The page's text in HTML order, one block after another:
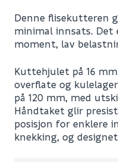
Denne flisekutteren
minimal innsats. Det
moment, lav
Kuttehjulet på 16
overflate og
på 120 mm, med
Håndtaket glir
posisjon for enklere
knekking, og
Leverandørens
Nobb No
Vekt pr. stk / m2 (i